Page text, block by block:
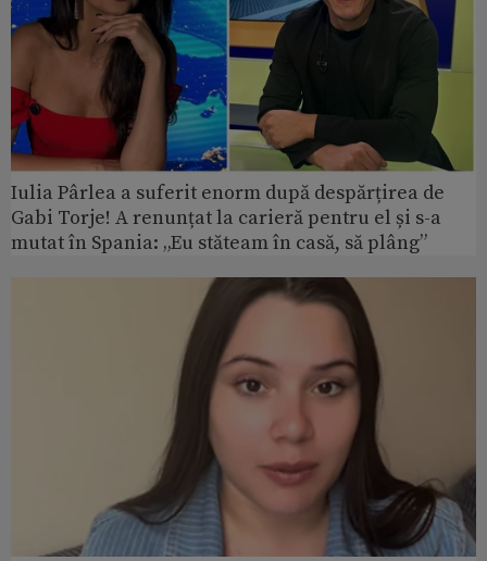
Iulia Pârlea a suferit enorm după despărțirea de
Gabi Torje! A renunțat la carieră pentru el și s-a
mutat în Spania: „Eu stăteam în casă, să plâng”